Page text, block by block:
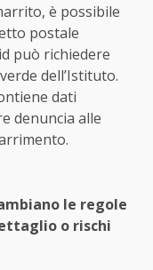
è possibile
postale
può richiedere
dell’Istituto.
dati
denuncia alle
le regole
o rischi